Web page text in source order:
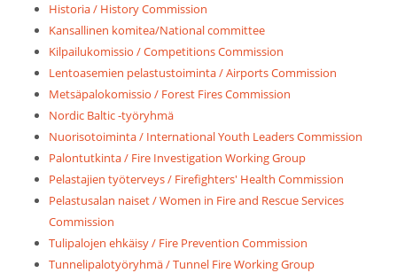
Historia / History Commission
Kansallinen komitea/National committee
Kilpailukomissio / Competitions Commission
Lentoasemien pelastustoiminta / Airports Commission
Metsäpalokomissio / Forest Fires Commission
Nordic Baltic -työryhmä
Nuorisotoiminta / International Youth Leaders Commission
Palontutkinta / Fire Investigation Working Group
Pelastajien työterveys / Firefighters' Health Commission
Pelastusalan naiset / Women in Fire and Rescue Services
Commission
Tulipalojen ehkäisy / Fire Prevention Commission
Tunnelipalotyöryhmä / Tunnel Fire Working Group